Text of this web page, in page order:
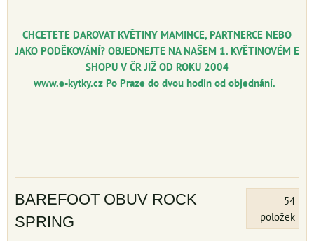
CHCETETE DAROVAT KVĚTINY MAMINCE, PARTNERCE NEBO
JAKO PODĚKOVÁNÍ? OBJEDNEJTE NA NAŠEM 1. KVĚTINOVÉM E
SHOPU V ČR JIŽ OD ROKU 2004
www.e-kytky.cz Po Praze do dvou hodin od objednání.
BAREFOOT OBUV ROCK
SPRING
54
položek